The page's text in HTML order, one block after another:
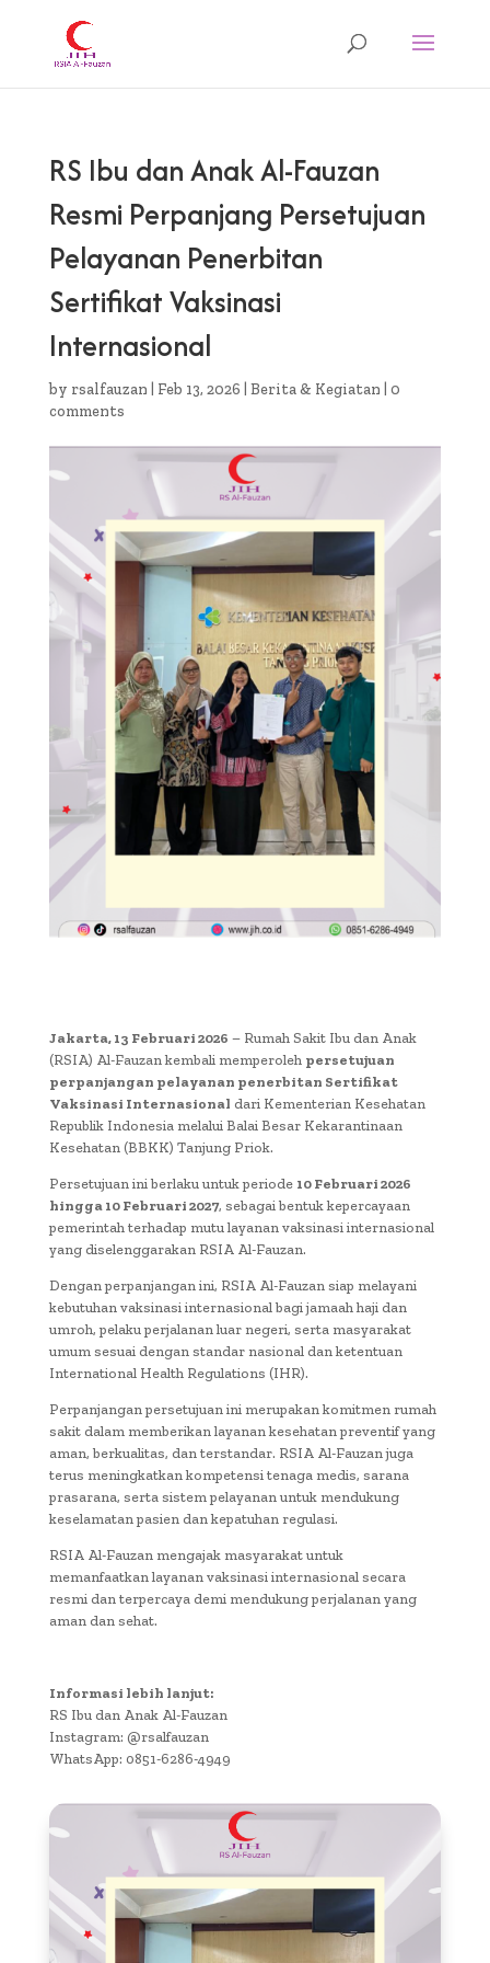
RS Ibu dan Anak Al-Fauzan
Resmi Perpanjang Persetujuan
Pelayanan Penerbitan
Sertifikat Vaksinasi
Internasional
by rsalfauzan Feb 13, 2026 Berita & Kegiatan 0
comments
Jakarta, 13 Februari 2026 – Rumah Sakit Ibu dan Anak
(RSIA) Al-Fauzan kembali memperoleh persetujuan
perpanjangan pelayanan penerbitan Sertifikat
Vaksinasi Internasional dari Kementerian Kesehatan
Republik Indonesia melalui Balai Besar Kekarantinaan
Kesehatan (BBKK) Tanjung Priok.
Persetujuan ini berlaku untuk periode 10 Februari 2026
hingga 10 Februari 2027, sebagai bentuk kepercayaan
pemerintah terhadap mutu layanan vaksinasi internasional
yang diselenggarakan RSIA Al-Fauzan.
Dengan perpanjangan ini, RSIA Al-Fauzan siap melayani
kebutuhan vaksinasi internasional bagi jamaah haji dan
umroh, pelaku perjalanan luar negeri, serta masyarakat
umum sesuai dengan standar nasional dan ketentuan
International Health Regulations (IHR).
Perpanjangan persetujuan ini merupakan komitmen rumah
sakit dalam memberikan layanan kesehatan preventif yang
aman, berkualitas, dan terstandar. RSIA Al-Fauzan juga
terus meningkatkan kompetensi tenaga medis, sarana
prasarana, serta sistem pelayanan untuk mendukung
keselamatan pasien dan kepatuhan regulasi.
RSIA Al-Fauzan mengajak masyarakat untuk
memanfaatkan layanan vaksinasi internasional secara
resmi dan terpercaya demi mendukung perjalanan yang
aman dan sehat.
Informasi lebih lanjut:
RS Ibu dan Anak Al-Fauzan
Instagram: @rsalfauzan
WhatsApp: 0851-6286-4949